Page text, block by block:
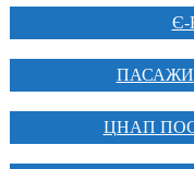
Є-
ЦНАП